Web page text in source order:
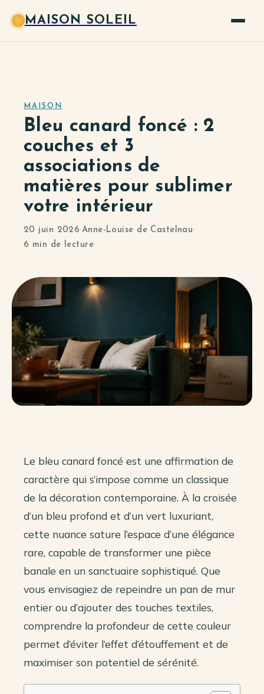
MAISON SOLEIL
MAISON
Bleu canard foncé : 2
couches et 3
associations de
matières pour sublimer
votre intérieur
20 juin 2026·Anne-Louise de Castelnau·
6 min de lecture
Le bleu canard foncé est une affirmation de
caractère qui s’impose comme un classique
de la décoration contemporaine. À la croisée
d’un bleu profond et d’un vert luxuriant,
cette nuance sature l’espace d’une élégance
rare, capable de transformer une pièce
banale en un sanctuaire sophistiqué. Que
vous envisagiez de repeindre un pan de mur
entier ou d’ajouter des touches textiles,
comprendre la profondeur de cette couleur
permet d’éviter l’effet d’étouffement et de
maximiser son potentiel de sérénité.